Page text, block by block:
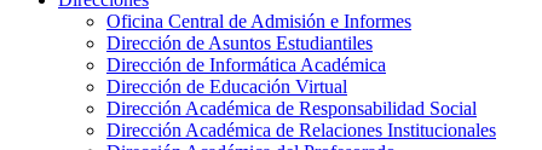
Oficina Central de Admisión e Informes
Dirección de Asuntos Estudiantiles
Dirección de Informática Académica
Dirección de Educación Virtual
Dirección Académica de Responsabilidad Social
Dirección Académica de Relaciones Institucionales